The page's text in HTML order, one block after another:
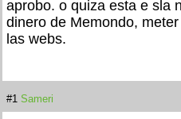
aprobo. o quiza esta e sla
dinero de Memondo,
las webs.
#1 Sameri